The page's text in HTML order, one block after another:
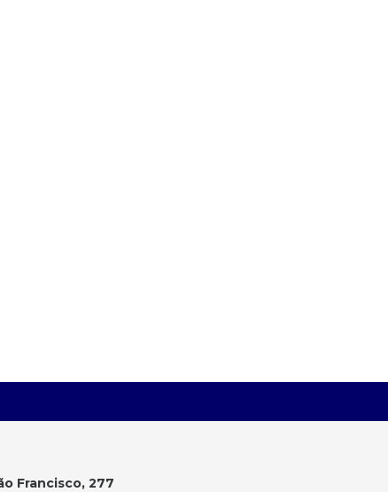
Francisco, 277